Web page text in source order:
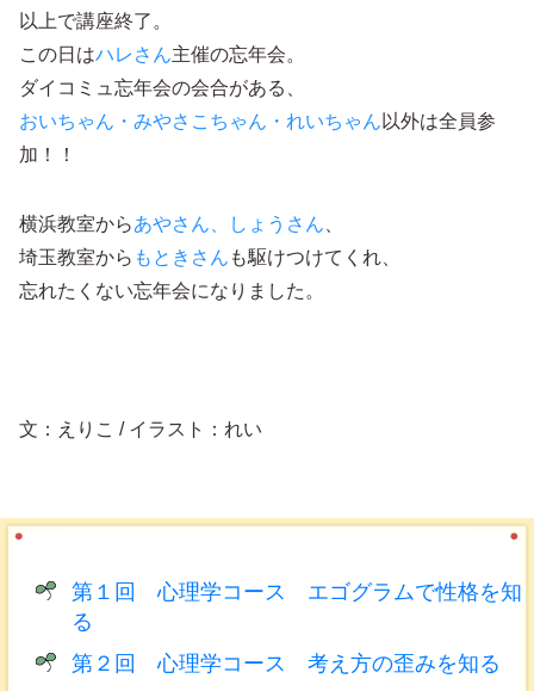
以上で講座終了。
この日はハレさん主催の忘年会。
ダイコミュ忘年会の会合がある、
おいちゃん・みやさこちゃん・れいちゃん 以外は全員参
加！！
横浜教室からあやさん、しょうさん
埼玉教室から もときさん も駆けつけてくれ、
忘れたくない忘年会になりました。
文：えりこ / イラスト：れい
第１回 心理学コース エゴグラムで性格を知
る
第２回 心理学コース 考え方の歪みを知る